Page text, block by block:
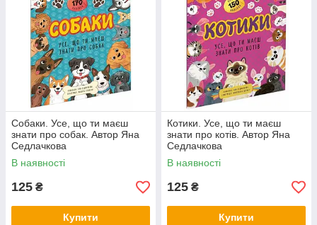
Собаки. Усе, що ти маєш
знати про собак. Автор Яна
Седлачкова
В наявності
125 ₴
Купити
Котики. Усе, що ти маєш
знати про котів. Автор Яна
Седлачкова
В наявності
125 ₴
Купити